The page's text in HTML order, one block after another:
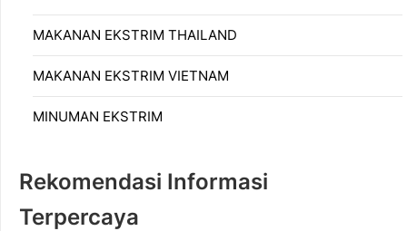
MAKANAN EKSTRIM THAILAND
MAKANAN EKSTRIM VIETNAM
MINUMAN EKSTRIM
Rekomendasi Informasi
Terpercaya